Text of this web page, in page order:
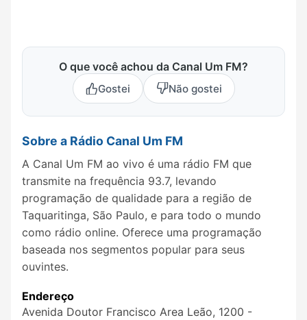
O que você achou da Canal Um FM?
Gostei Não gostei
Sobre a Rádio Canal Um FM
A Canal Um FM ao vivo é uma rádio FM que
transmite na frequência 93.7, levando
programação de qualidade para a região de
Taquaritinga, São Paulo, e para todo o mundo
como rádio online. Oferece uma programação
baseada nos segmentos popular para seus
ouvintes.
Endereço
Avenida Doutor Francisco Area Leão, 1200 -